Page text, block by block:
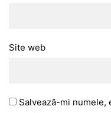
Site web
Salvează-mi